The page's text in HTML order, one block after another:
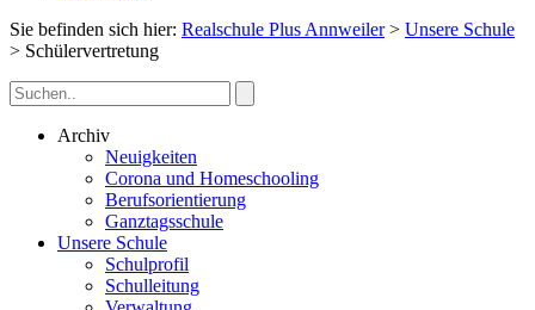
Sie befinden sich hier: Realschule Plus Annweiler> Unsere Schule
> Schülervertretung
Archiv
Neuigkeiten
Corona und Homeschooling
Berufsorientierung
Ganztagsschule
Unsere Schule
Schulprofil
Schulleitung